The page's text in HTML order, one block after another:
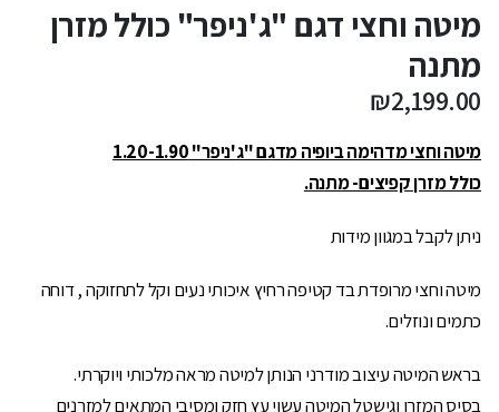
מיטה וחצי דגם "ג'ניפר" כולל מזרן
מתנה
₪2,199.00
מיטה וחצי מדהימה ביופיה מדגם "ג'ניפר" 1.20-1.90
כולל מזרן קפיצים- מתנה.
ניתן לקבל במגוון מידות
מיטה וחצי מרופדת בד קטיפה רחיץ איכותי נעים וקל לתחזוקה , דוחה
כתמים ונוזלים.
בראש המיטה עיצוב מודרני הנותן למיטה מראה מלכותי ויוקרתי.
בסיס המזרן וגישטל המיטה עשוי עץ חזק ומסיבי המתאים למזרנים